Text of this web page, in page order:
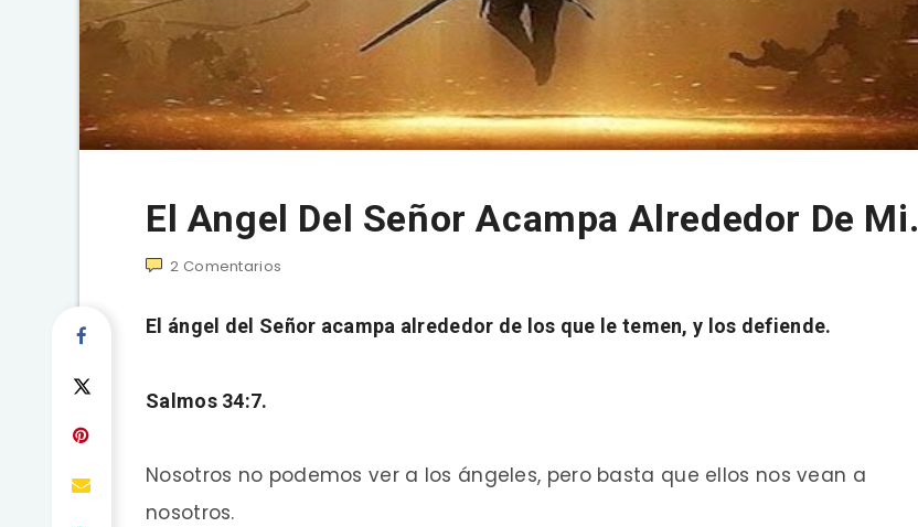
El Angel Del Señor Acampa Alrededor De Mi.
2 Comentarios
El ángel del Señor acampa alrededor de los que le temen, y los defiende.
Salmos 34:7.
Nosotros no podemos ver a los ángeles, pero basta que ellos nos vean a
nosotros.